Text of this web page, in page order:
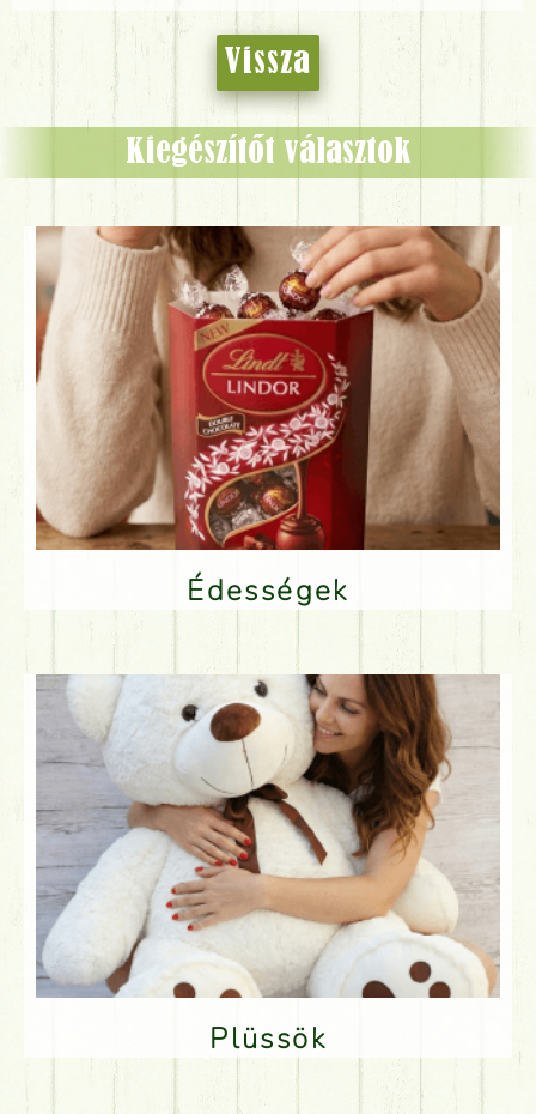
Vissza
Kiegészítőt választok
Édességek
Plüssök